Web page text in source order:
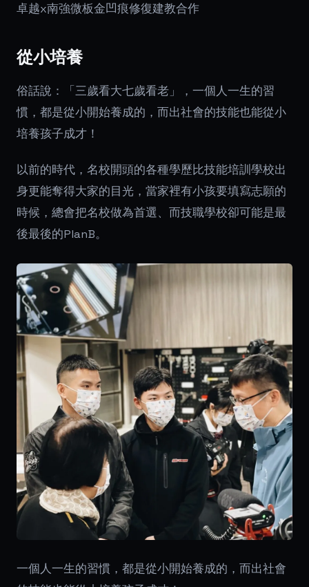
卓越x南強微板金凹痕修復建教合作
從小培養
俗話說：「三歲看大七歲看老」，一個人一生的習
慣，都是從小開始養成的，而出社會的技能也能從小
培養孩子成才！
以前的時代，名校開頭的各種學歷比技能培訓學校出
身更能奪得大家的目光，當家裡有小孩要填寫志願的
時候，總會把名校做為首選、而技職學校卻可能是最
後最後的PlanB。
一個人一生的習慣，都是從小開始養成的，而出社會